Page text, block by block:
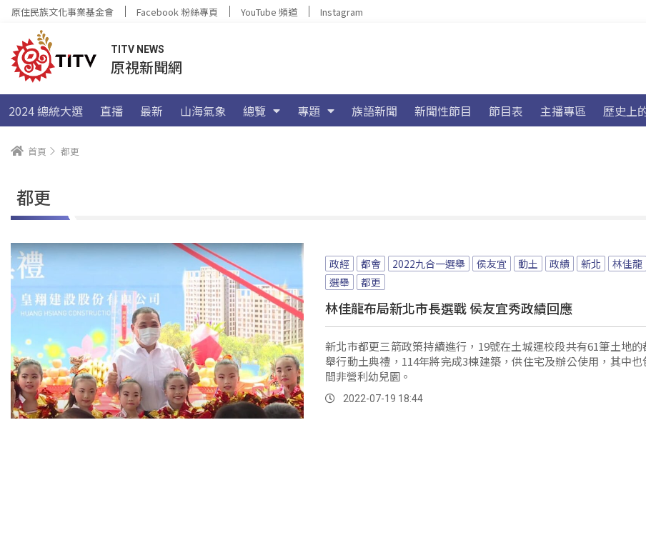
原住民族文化事業基金會 Facebook 粉絲專頁 YouTube 頻道 Instagram
TITV NEWS
原視新聞網
2024 總統大選 直播 最新 山海氣象 總覽 專題 族語新聞 新聞性節目 節目表 主播專區 歷史上
首頁 都更
都更
政經 都會 2022九合一選舉 侯友宜 動土 政績 新北
林佳龍
選舉
都更
林佳龍布局新北市長選戰 侯友宜秀政績回應
新北市都更三箭政策持續進行，19號在土城運校段共有61筆土地的
舉行動土典禮，114年將完成3棟建築，供住宅及辦公使用，其中也
間非營利幼兒園。
2022-07-19 18:44